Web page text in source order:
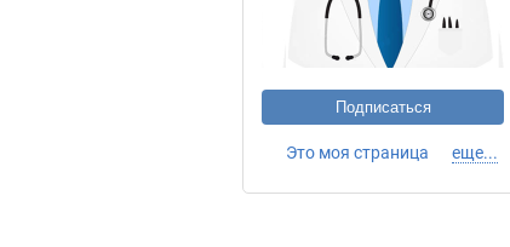
Подписаться
Это моя страница еще...